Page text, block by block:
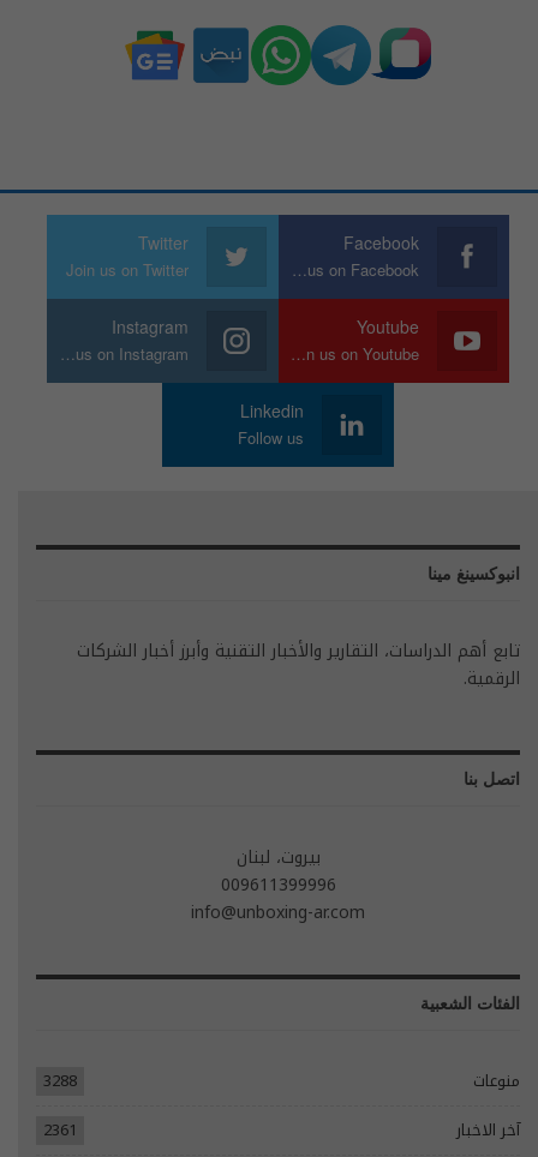
Facebook
Join us on Facebook
Twitter
Join us on Twitter
Youtube
Join us on Youtube
Instagram
Join us on Instagram
Linkedin
Follow us
انبوكسينغ مينا
تابع أهم الدراسات، التقارير والأخبار التقنية وأبرز أخبار الشركات
الرقمية.
اتصل بنا
بيروت، لبنان
009611399996
info@unboxing-ar.com
الفئات الشعبية
منوعات
3288
آخر الاخبار
2361